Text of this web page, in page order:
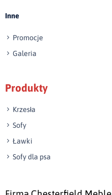
Inne
Promocje
Galeria
Produkty
Krzesła
Sofy
Ławki
Sofy dla psa